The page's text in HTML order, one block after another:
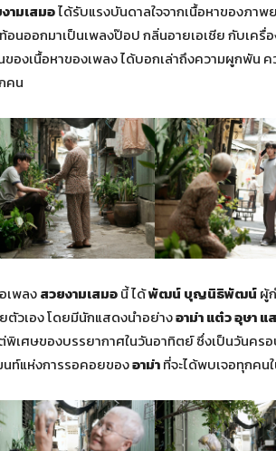
ามเสมอได้รับแรงบันดาลใจจากเนื้อหาของภาพ
อนออกมาเป็นเพลงป๊อป กลิ่นอายเอเชีย กับเครื่
ของเนื้อหาของเพลง ได้บอกเล่าถึงความผูกพัน
คน
เพลงสวยงามเสมอนี้ ได้พัฒน์ บุญนิธิพัฒน์ผู้
ตัวเอง โดยมีนักแสดงนำอย่างอาม่า แต๋ว อุษา แ
พิเศษของบรรยากาศในวันอาทิตย์ ซึ่งเป็นวันคร
นท์แห่งการรอคอยของอาม่าที่จะได้พบเจอทุกค